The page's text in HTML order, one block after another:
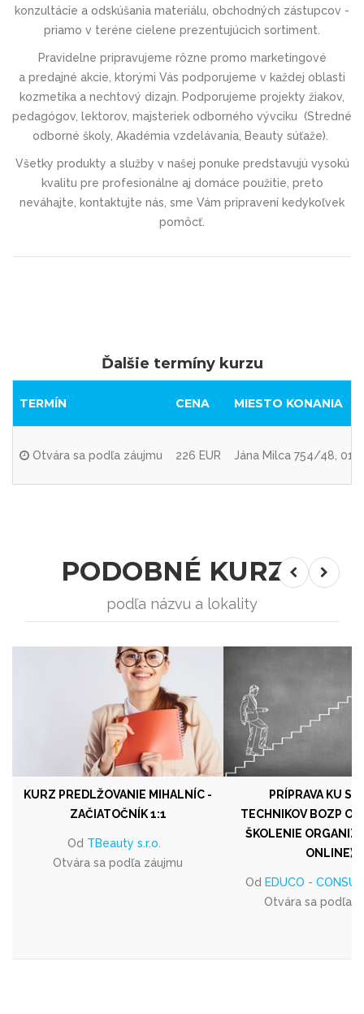
konzultácie a odskúšania materiálu, obchodných zástupcov -
priamo v teréne cielene prezentujúcich sortiment.
Pravidelne pripravujeme rôzne promo marketingové
a predajné akcie, ktorými Vás podporujeme v každej oblasti
kozmetika a nechtový dizajn. Podporujeme projekty žiakov,
pedagógov, lektorov, majsteriek odborného vývciku (Stredné
odborné školy, Akadémia vzdelávania, Beauty súťaže).
Všetky produkty a služby v našej ponuke predstavujú vysokú
kvalitu pre profesionálne aj domáce použitie, preto
neváhajte, kontaktujte nás, sme Vám pripravení kedykoľvek
pomôcť.
Ďalšie termíny kurzu
TERMÍN CENA MIESTO KONANIA
Otvára sa podľa záujmu 226 EUR Jána Milca 754/48,
PODOBNÉ KURZY
podľa názvu a lokality
KURZ PREDLŽOVANIE MIHALNÍC -
ZAČIATOČNÍK 1:1
Od TBeauty s.r.o.
Otvára sa podľa záujmu
PRÍPRAVA KU
TECHNIKOV BOZP
ŠKOLENIE
ONLINE)
Od EDUCO -
Otvára sa podľa